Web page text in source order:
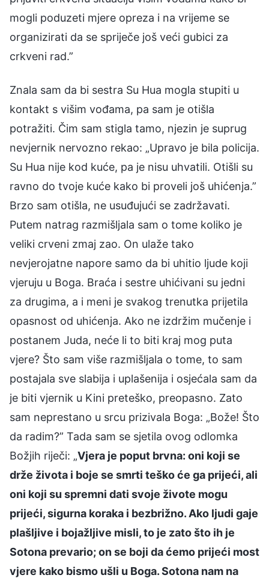
mogli poduzeti mjere opreza i na vrijeme se
organizirati da se spriječe još veći gubici za
crkveni rad.”
Znala sam da bi sestra Su Hua mogla stupiti u
kontakt s višim vođama, pa sam je otišla
potražiti. Čim sam stigla tamo, njezin je suprug
nevjernik nervozno rekao: „Upravo je bila policija.
Su Hua nije kod kuće, pa je nisu uhvatili. Otišli su
ravno do tvoje kuće kako bi proveli još uhićenja.”
Brzo sam otišla, ne usuđujući se zadržavati.
Putem natrag razmišljala sam o tome koliko je
veliki crveni zmaj zao. On ulaže tako
nevjerojatne napore samo da bi uhitio ljude koji
vjeruju u Boga. Braća i sestre uhićivani su jedni
za drugima, a i meni je svakog trenutka prijetila
opasnost od uhićenja. Ako ne izdržim mučenje i
postanem Juda, neće li to biti kraj mog puta
vjere? Što sam više razmišljala o tome, to sam
postajala sve slabija i uplašenija i osjećala sam da
je biti vjernik u Kini preteško, preopasno. Zato
sam neprestano u srcu prizivala Boga: „Bože! Što
da radim?” Tada sam se sjetila ovog odlomka
Božjih riječi: „Vjera je poput brvna: oni koji se
drže života i boje se smrti teško će ga prijeći, ali
oni koji su spremni dati svoje živote mogu
prijeći, sigurna koraka i bezbrižno. Ako ljudi gaje
plašljive i bojažljive misli, to je zato što ih je
Sotona prevario; on se boji da ćemo prijeći most
vjere kako bismo ušli u Boga. Sotona nam na